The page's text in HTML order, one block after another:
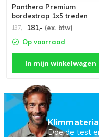
Panthera Premium
bordestrap 1x5 treden
197,- 181,- (ex. btw)
Op voorraad
In mijn winkelwagen
Doe de test